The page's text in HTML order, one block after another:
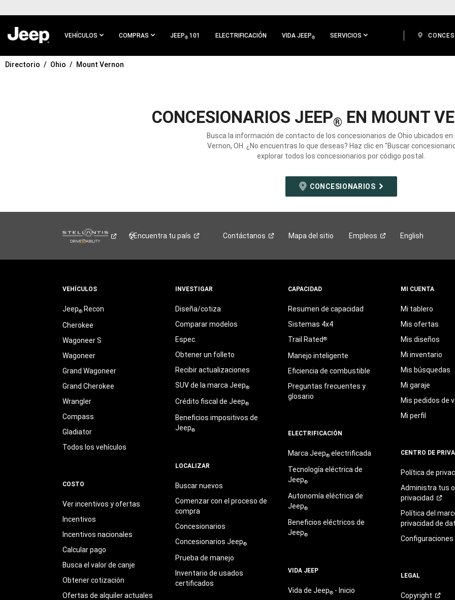
CONTENIDO
VEHÍCULOS COMPRAS JEEP® 101 ELECTRIFICACIÓN VIDA JEEP® SERVICIOS
IR A
Directorio Ohio Mount Vernon
CONCESIONARIOS JEEP® EN MOUNT
Busca la información de contacto de los concesionarios de Ohio ubicados en
Vernon, OH. ¿No encuentras lo que deseas? Haz clic en "Buscar
explorar todos los concesionarios por código postal.
CONCESIONARIOS
Encuentra tu país Contáctanos Mapa del sitio Empleos English
VEHÍCULOS
Jeep®Recon
Cherokee
Wagoneer S
Wagoneer
Grand Wagoneer
Grand Cherokee
Wrangler
Compass
Gladiator
Todos los vehículos
COSTO
Ver incentivos y ofertas
Incentivos
Incentivos nacionales
Calcular pago
Busca el valor de canje
Obtener cotización
Ofertas de alquiler actuales
INVESTIGAR
Diseña/cotiza
Comparar modelos
Espec.
Obtener un folleto
Recibir actualizaciones
SUV de la marca Jeep®
Crédito fiscal de Jeep®
Beneficios impositivos de
Jeep®
LOCALIZAR
Buscar nuevos
Comenzar con el proceso de
compra
Concesionarios
Concesionarios Jeep®
Prueba de manejo
Inventario de usados
certificados
CAPACIDAD
Resumen de capacidad
Sistemas 4x4
Trail Rated®
Manejo inteligente
Eficiencia de combustible
Preguntas frecuentes y
glosario
ELECTRIFICACIÓN
Marca Jeep®electrificada
Tecnología eléctrica de
Jeep®
Autonomía eléctrica de
Jeep®
Beneficios eléctricos de
Jeep®
VIDA JEEP
Vida de Jeep®- Inicio
MI CUENTA
Mi tablero
Mis ofertas
Mis diseños
Mi inventario
Mis búsquedas
Mi garaje
Mis pedidos de
Mi perfil
CENTRO DE
Política de
Administra tus
privacidad
Política del
privacidad de
Configuraciones
LEGAL
Copyright